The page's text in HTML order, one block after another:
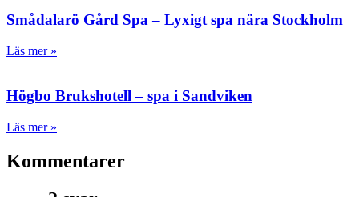
Smådalarö Gård Spa – Lyxigt spa nära Stockholm
Läs mer »
Högbo Brukshotell – spa i Sandviken
Läs mer »
Kommentarer